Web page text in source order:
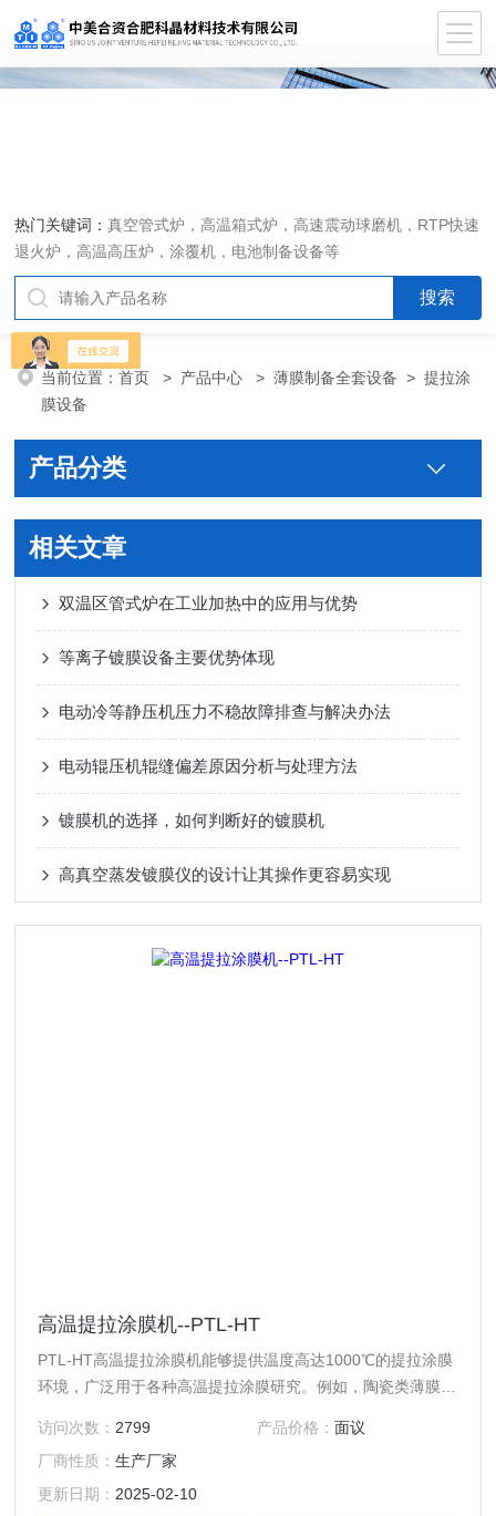
热门关键词：真空管式炉，高温箱式炉，高速震动球磨机，RTP快速
退火炉，高温高压炉，涂覆机，电池制备设备等
当前位置：首页 > 产品中心 >薄膜制备全套设备 >提拉涂
膜设备
产品分类
相关文章
双温区管式炉在工业加热中的应用与优势
等离子镀膜设备主要优势体现
电动冷等静压机压力不稳故障排查与解决办法
电动辊压机辊缝偏差原因分析与处理方法
镀膜机的选择，如何判断好的镀膜机
高真空蒸发镀膜仪的设计让其操作更容易实现
高温提拉涂膜机--PTL-HT
PTL-HT高温提拉涂膜机能够提供温度高达1000℃的提拉涂膜
环境，广泛用于各种高温提拉涂膜研究。例如，陶瓷类薄膜、
来高温条件下成膜技术的发展需要。
访问次数： 2799 产品价格： 面议
厂商性质：生产厂家
更新日期： 2025-02-10